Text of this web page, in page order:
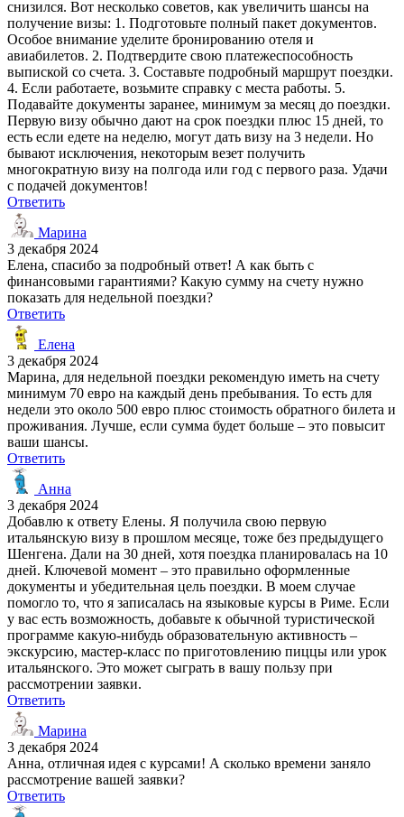
снизился. Вот несколько советов, как увеличить шансы на
получение визы: 1. Подготовьте полный пакет документов.
Особое внимание уделите бронированию отеля и
авиабилетов. 2. Подтвердите свою платежеспособность
выпиской со счета. 3. Составьте подробный маршрут поездки.
4. Если работаете, возьмите справку с места работы. 5.
Подавайте документы заранее, минимум за месяц до поездки.
Первую визу обычно дают на срок поездки плюс 15 дней, то
есть если едете на неделю, могут дать визу на 3 недели. Но
бывают исключения, некоторым везет получить
многократную визу на полгода или год с первого раза. Удачи
с подачей документов!
Ответить
Марина
3 декабря 2024
Елена, спасибо за подробный ответ! А как быть с
финансовыми гарантиями? Какую сумму на счету нужно
показать для недельной поездки?
Ответить
Елена
3 декабря 2024
Марина, для недельной поездки рекомендую иметь на счету
минимум 70 евро на каждый день пребывания. То есть для
недели это около 500 евро плюс стоимость обратного билета и
проживания. Лучше, если сумма будет больше – это повысит
ваши шансы.
Ответить
Анна
3 декабря 2024
Добавлю к ответу Елены. Я получила свою первую
итальянскую визу в прошлом месяце, тоже без предыдущего
Шенгена. Дали на 30 дней, хотя поездка планировалась на 10
дней. Ключевой момент – это правильно оформленные
документы и убедительная цель поездки. В моем случае
помогло то, что я записалась на языковые курсы в Риме. Если
у вас есть возможность, добавьте к обычной туристической
программе какую-нибудь образовательную активность –
экскурсию, мастер-класс по приготовлению пиццы или урок
итальянского. Это может сыграть в вашу пользу при
рассмотрении заявки.
Ответить
Марина
3 декабря 2024
Анна, отличная идея с курсами! А сколько времени заняло
рассмотрение вашей заявки?
Ответить